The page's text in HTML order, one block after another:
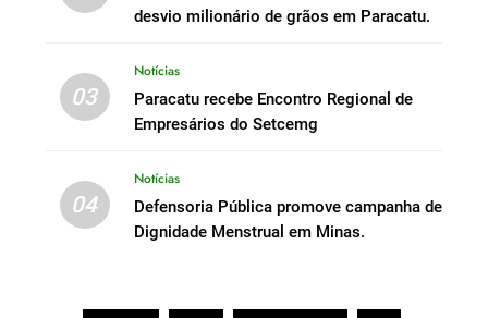
desvio milionário de grãos em Paracatu.
03
Notícias
Paracatu recebe Encontro Regional de
Empresários do Setcemg
04
Notícias
Defensoria Pública promove campanha de
Dignidade Menstrual em Minas.